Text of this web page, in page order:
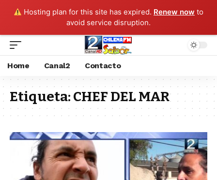
Hosting plan for this site has expired. Renew now to
avoid service disruption.
Home Canal2 Contacto
Etiqueta: CHEF DEL MAR